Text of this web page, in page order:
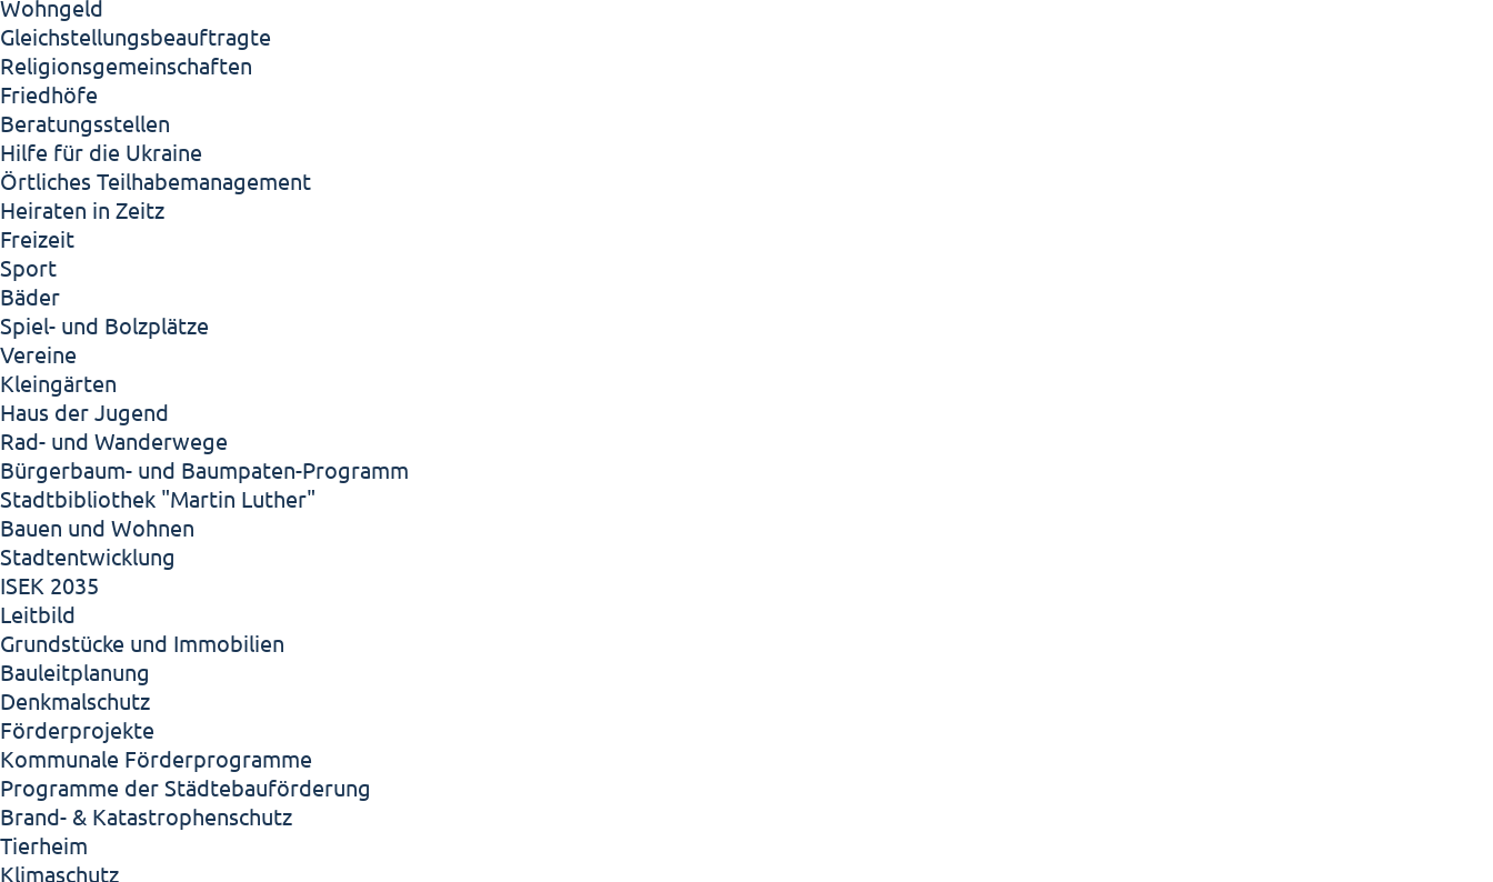
Wohngeld
Gleichstellungsbeauftragte
Religionsgemeinschaften
Friedhöfe
Beratungsstellen
Hilfe für die Ukraine
Örtliches Teilhabemanagement
Heiraten in Zeitz
Freizeit
Sport
Bäder
Spiel- und Bolzplätze
Vereine
Kleingärten
Haus der Jugend
Rad- und Wanderwege
Bürgerbaum- und Baumpaten-Programm
Stadtbibliothek "Martin Luther"
Bauen und Wohnen
Stadtentwicklung
ISEK 2035
Leitbild
Grundstücke und Immobilien
Bauleitplanung
Denkmalschutz
Förderprojekte
Kommunale Förderprogramme
Programme der Städtebauförderung
Brand- & Katastrophenschutz
Tierheim
Klimaschutz